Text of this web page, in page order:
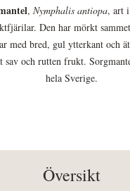
, Nymphalis antiopa, art
Den har mörkt
med bred, gul ytterkant och
sav och rutten frukt.
hela Sverige.
Översikt